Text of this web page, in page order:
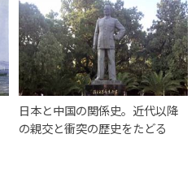
日本と中国の関係史。近代以降
の親交と衝突の歴史をたどる